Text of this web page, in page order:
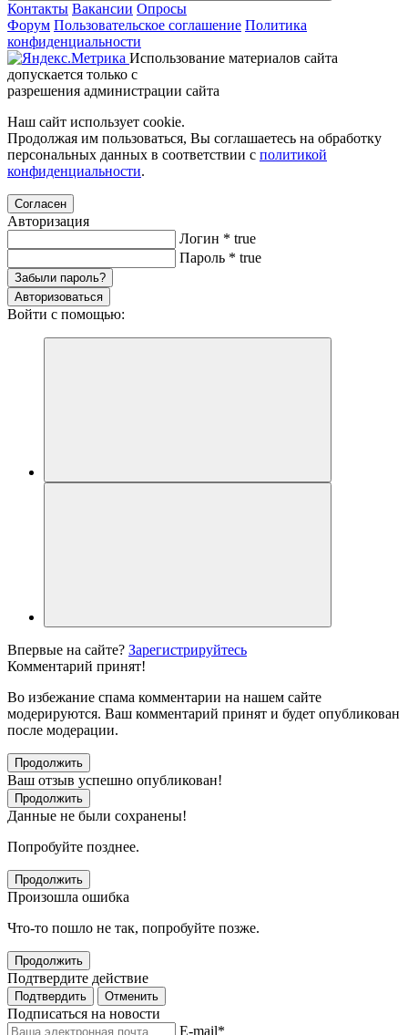
Контакты Вакансии Опросы
Форум Пользовательское соглашение Политика
конфиденциальности
Использование материалов сайта
допускается только с
разрешения администрации сайта
Наш сайт использует cookie.
Продолжая им пользоваться, Вы соглашаетесь на обработку
персональных данных в соответствии с политикой
конфиденциальности.
Согласен
Авторизация
Логин * true
Пароль * true
Забыли пароль?
Авторизоваться
Войти с помощью:
Впервые на сайте? Зарегистрируйтесь
Комментарий принят!
Во избежание спама комментарии на нашем сайте
модерируются. Ваш комментарий принят и будет опубликован
после модерации.
Продолжить
Ваш отзыв успешно опубликован!
Продолжить
Данные не были сохранены!
Попробуйте позднее.
Продолжить
Произошла ошибка
Что-то пошло не так, попробуйте позже.
Продолжить
Подтвердите действие
Подтвердить Отменить
Подписаться на новости
E-mail*